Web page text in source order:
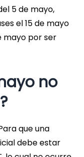
5 de mayo,
el 15 de mayo
mayo por ser
no
que una
debe estar